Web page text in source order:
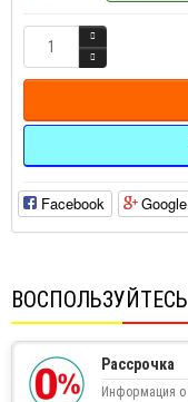
Facebook
Рассрочка
Информация о